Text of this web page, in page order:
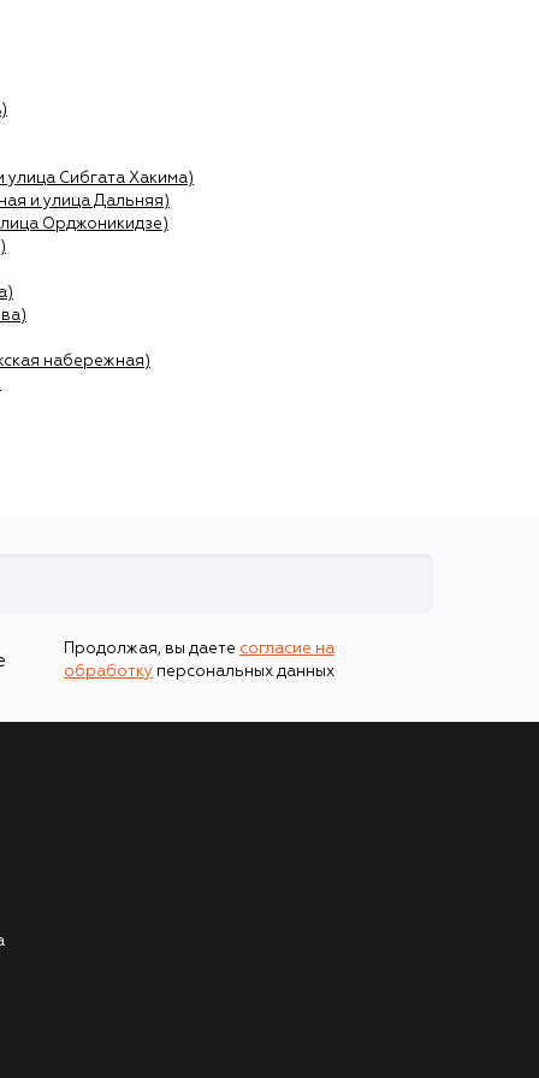
улица Сибгата Хакима)
и улица Дальняя)
Орджоникидзе)
набережная)
Продолжая, вы даете согласие на
обработку персональных данных